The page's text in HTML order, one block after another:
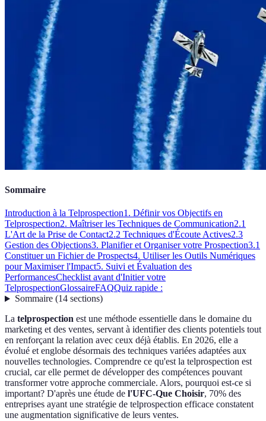
Sommaire
Introduction à la Telprospection1. Définir vos Objectifs en
Telprospection2. Maîtriser les Techniques de Communication2.1
L'Art de la Prise de Contact2.2 Techniques d'Écoute Actives2.3
Gestion des Objections3. Planifier et Organiser votre Prospection3.1
Constituer un Fichier de Prospects4. Utiliser les Outils Numériques
pour Maximiser l'Impact5. Suivi et Évaluation des
PerformancesChecklist avant d'Initier votre
TelprospectionGlossaireFAQQuiz rapide :
Sommaire(14 sections)
La telprospection est une méthode essentielle dans le domaine du
marketing et des ventes, servant à identifier des clients potentiels tout
en renforçant la relation avec ceux déjà établis. En 2026, elle a
évolué et englobe désormais des techniques variées adaptées aux
nouvelles technologies. Comprendre ce qu'est la telprospection est
crucial, car elle permet de développer des compétences pouvant
transformer votre approche commerciale. Alors, pourquoi est-ce si
important? D'après une étude de l'UFC-Que Choisir, 70% des
entreprises ayant une stratégie de telprospection efficace constatent
une augmentation significative de leurs ventes.